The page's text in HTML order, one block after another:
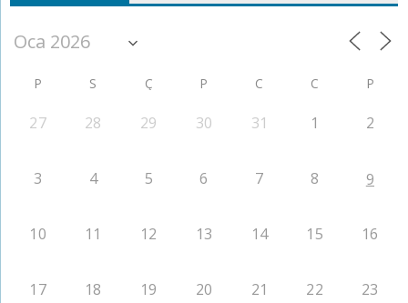
P S Ç P C C P
27 28 29 30 31 1 2
3 4 5 6 7 8 9
10 11 12 13 14 15 16
17 18 19 20 21 22 23